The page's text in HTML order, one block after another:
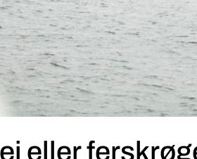
eller